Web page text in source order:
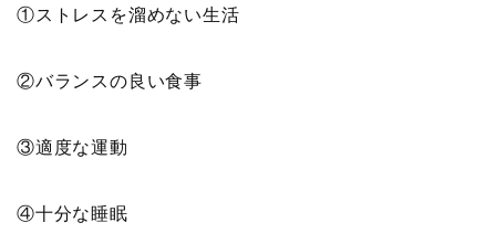
①ストレスを溜めない生活
②バランスの良い食事
③適度な運動
④十分な睡眠